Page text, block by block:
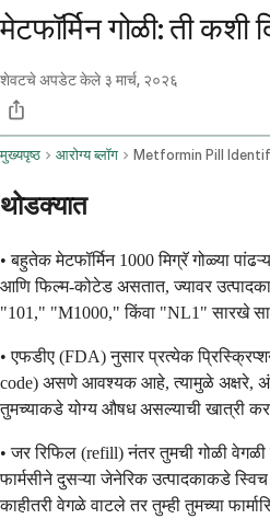
मेटफॉर्मिन गोळी: ती कशी
शेवटचे अपडेट केले ३ मार्च, २०२६
मुख्यपृष्ठ आरोग्य ब्लॉग
थोडक्यात
• बहुतेक मेटफॉर्मिन 1000 मिग्रॅ गोळ्या
आणि फिल्म-कोटेड असतात, ज्यावर
"101," "M1000," किंवा "NL1" सारखे
• एफडीए (FDA) नुसार प्रत्येक
code) असणे आवश्यक आहे, त्यामुळे अक्षरे,
तुमच्याकडे योग्य औषध असल्याची खात्री
• जर रिफिल (refill) नंतर तुमची गोळी
फार्मसीने दुसऱ्या जेनेरिक उत्पादकाकडे
काहीतरी वेगळे वाटले तर तुम्ही तुमच्या